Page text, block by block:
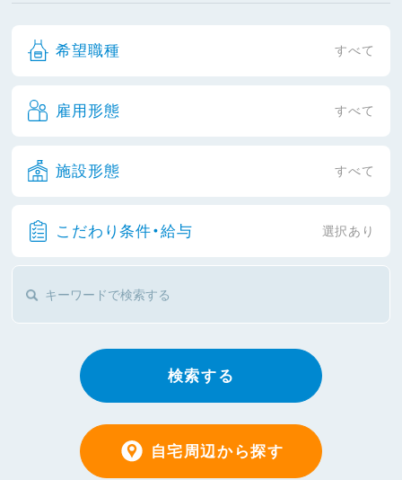
希望職種 すべて
雇用形態 すべて
施設形態 すべて
こだわり条件・給与 選択あり
検索する
自宅周辺から探す